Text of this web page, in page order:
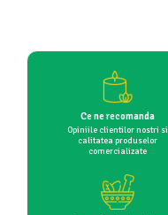
Ce ne recomanda
Opiniile clientilor nostri si
calitatea produselor
comercializate